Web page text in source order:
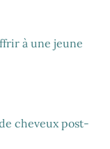
à une jeune
cheveux post-